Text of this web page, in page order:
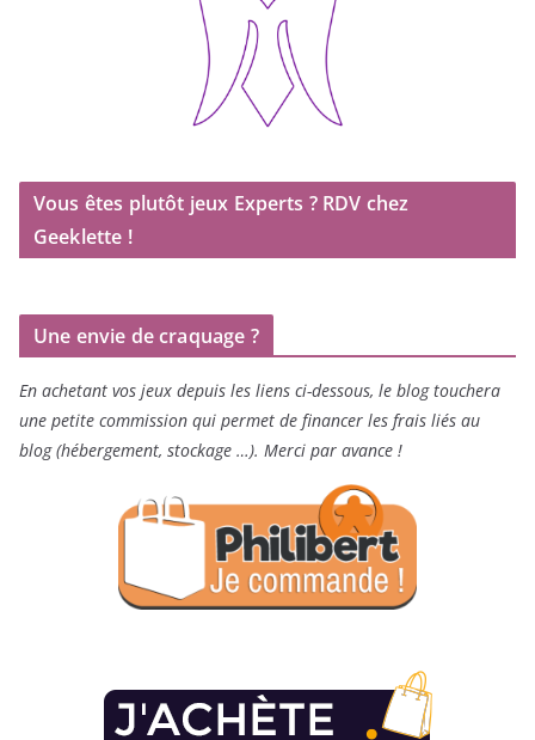
Vous êtes plutôt jeux Experts ? RDV chez
Geeklette !
Une envie de craquage ?
En achetant vos jeux depuis les liens ci-dessous, le blog touchera
une petite commission qui permet de financer les frais liés au
blog (hébergement, stockage …). Merci par avance !